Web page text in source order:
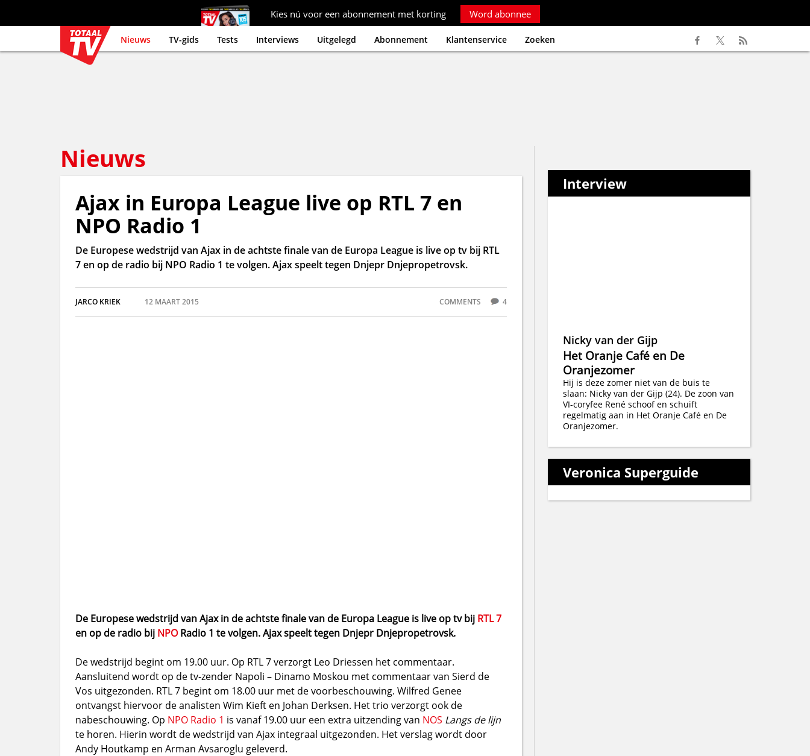
Kies nú voor een abonnement met korting Word abonnee
Nieuws TV-gids Tests Interviews Uitgelegd Abonnement Klantenservice Zoeken
Nieuws
Ajax in Europa League live op RTL 7 en
NPO Radio 1
De Europese wedstrijd van Ajax in de achtste finale van de Europa League is live op tv bij RTL
7 en op de radio bij NPO Radio 1 te volgen. Ajax speelt tegen Dnjepr Dnjepropetrovsk.
JARCO KRIEK 12 MAART 2015 COMMENTS 4
De Europese wedstrijd van Ajax in de achtste finale van de Europa League is live op tv bij RTL 7
en op de radio bij NPORadio 1 te volgen. Ajax speelt tegen Dnjepr Dnjepropetrovsk.
De wedstrijd begint om 19.00 uur. Op RTL 7 verzorgt Leo Driessen het commentaar.
Aansluitend wordt op de tv-zender Napoli – Dinamo Moskou met commentaar van Sierd de
Vos uitgezonden. RTL 7 begint om 18.00 uur met de voorbeschouwing. Wilfred Genee
ontvangst hiervoor de analisten Wim Kieft en Johan Derksen. Het trio verzorgt ook de
nabeschouwing. Op NPO Radio 1 is vanaf 19.00 uur een extra uitzending van NOS Langs de lijn
te horen. Hierin wordt de wedstrijd van Ajax integraal uitgezonden. Het verslag wordt door
Andy Houtkamp en Arman Avsaroglu geleverd.
Interview
Nicky van der Gijp
Het Oranje Café en De
Oranjezomer
Hij is deze zomer niet van de buis te
slaan: Nicky van der Gijp (24). De zoon van
VI-coryfee René schoof en schuift
regelmatig aan in Het Oranje Café en De
Oranjezomer.
Veronica Superguide